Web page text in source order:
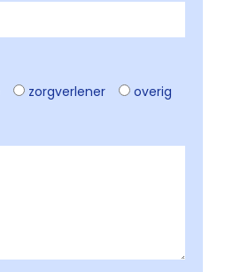
zorgverlener overig